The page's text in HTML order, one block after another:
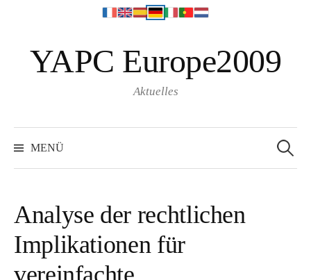
g
e
I
n
a
YAPC Europe2009
Aktuelles
MENÜ
e
a
Analyse der rechtlichen
Implikationen für
vereinfachte